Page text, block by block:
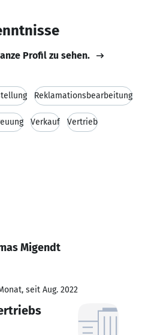
Profil zu sehen.
Reklamationsbearbeitung
Verkauf Vertrieb
Migendt
seit Aug. 2022